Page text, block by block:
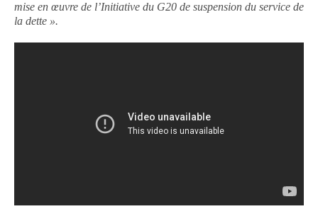
mise en œuvre de l’Initiative du G20 de suspension du service de
la dette ».